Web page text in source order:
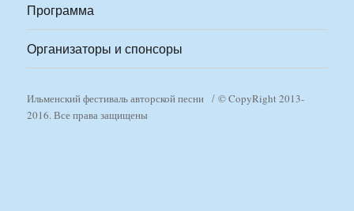
Программа
Организаторы и спонсоры
Ильменский фестиваль авторской песни
© CopyRight 2013-
2016. Все права защищены